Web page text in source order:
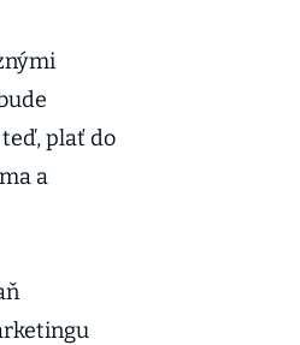
plať do
a